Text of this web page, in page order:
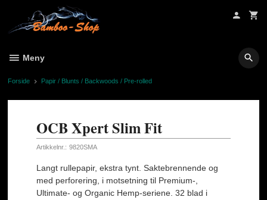
innholdet
Meny
Forside Papir / Blunts / Backwoods / Pre-rolled
OCB Xpert Slim Fit
Artikkelnr.: 9820SMA
Langt rullepapir, ekstra tynt. Saktebrennende og
med perforering, i motsetning til Premium-,
Ultimate- og Organic Hemp-seriene. 32 blad i